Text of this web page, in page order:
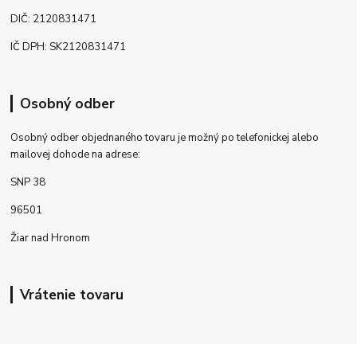
DIČ: 2120831471
IČ DPH: SK2120831471
Osobný odber
Osobný odber objednaného tovaru je možný po telefonickej alebo
mailovej dohode na adrese:
SNP 38
96501
Žiar nad Hronom
Vrátenie tovaru